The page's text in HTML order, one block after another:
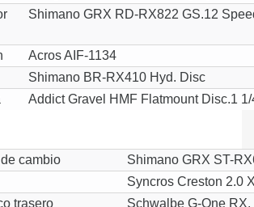
Shimano GRX RD-RX822 GS.12
Acros AIF-1134
Shimano BR-RX410 Hyd. Disc
Addict Gravel HMF Flatmount Disc.1
cambio
Shimano GRX ST-
Syncros Creston 2.0
trasero
Schwalbe G-One